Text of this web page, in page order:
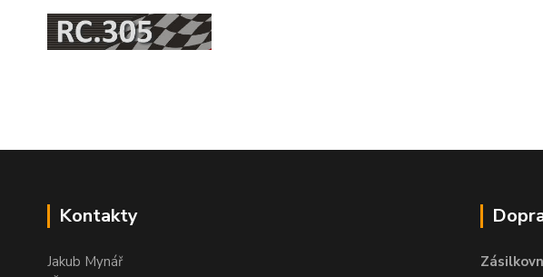
Kontakty
Jakub Mynář